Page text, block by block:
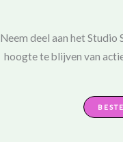
Neem deel aan het
hoogte te blijven van